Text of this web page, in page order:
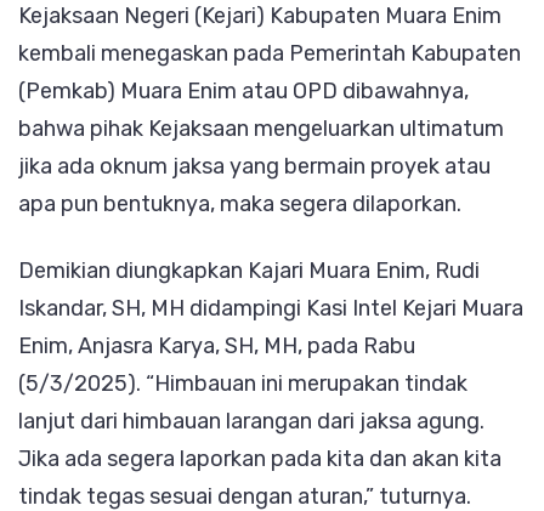
Ada
Oknum
Jaksa
Main
Proyek,
Laporkan
Saya
Kejaksaan Negeri (Kejari) Kabupaten Muara Enim
kembali menegaskan pada Pemerintah Kabupaten
(Pemkab) Muara Enim atau OPD dibawahnya,
bahwa pihak Kejaksaan mengeluarkan ultimatum
jika ada oknum jaksa yang bermain proyek atau
apa pun bentuknya, maka segera dilaporkan.
Demikian diungkapkan Kajari Muara Enim, Rudi
Iskandar, SH, MH didampingi Kasi Intel Kejari Muara
Enim, Anjasra Karya, SH, MH, pada Rabu
(5/3/2025). “Himbauan ini merupakan tindak
lanjut dari himbauan larangan dari jaksa agung.
Jika ada segera laporkan pada kita dan akan kita
tindak tegas sesuai dengan aturan,” tuturnya.